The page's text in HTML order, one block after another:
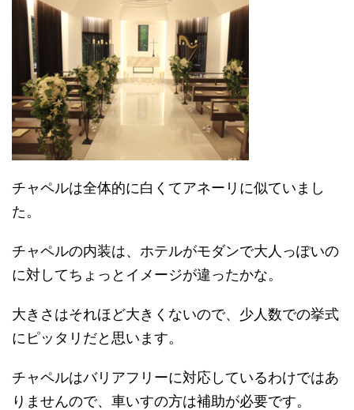
チャペルは全体的に白くてアネーリに似ていまし
た。
チャペルの内装は、ホテルがモダンで大人っぽいの
に対してちょっとイメージが違ったかな。
大きさはそれほど大きくないので、少人数での挙式
にピッタリだと思います。
チャペルはバリアフリーに対応しているわけではあ
りませんので、車いすの方は補助が必要です。